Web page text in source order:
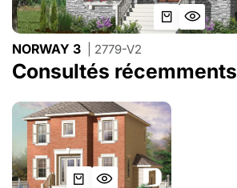
NORWAY 3 | 2779-V2
Consultés récemments